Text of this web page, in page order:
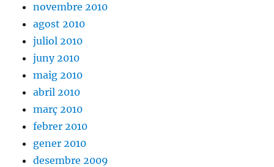
novembre 2010
agost 2010
juliol 2010
juny 2010
maig 2010
abril 2010
març 2010
febrer 2010
gener 2010
desembre 2009